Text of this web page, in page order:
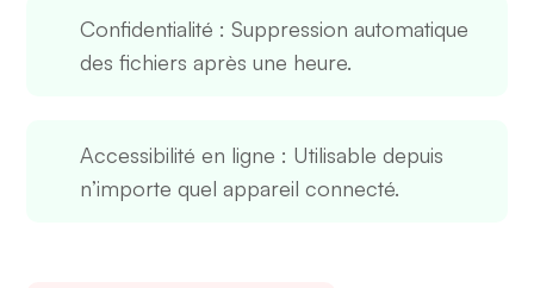
Confidentialité : Suppression automatique
des fichiers après une heure.
Accessibilité en ligne : Utilisable depuis
n’importe quel appareil connecté.